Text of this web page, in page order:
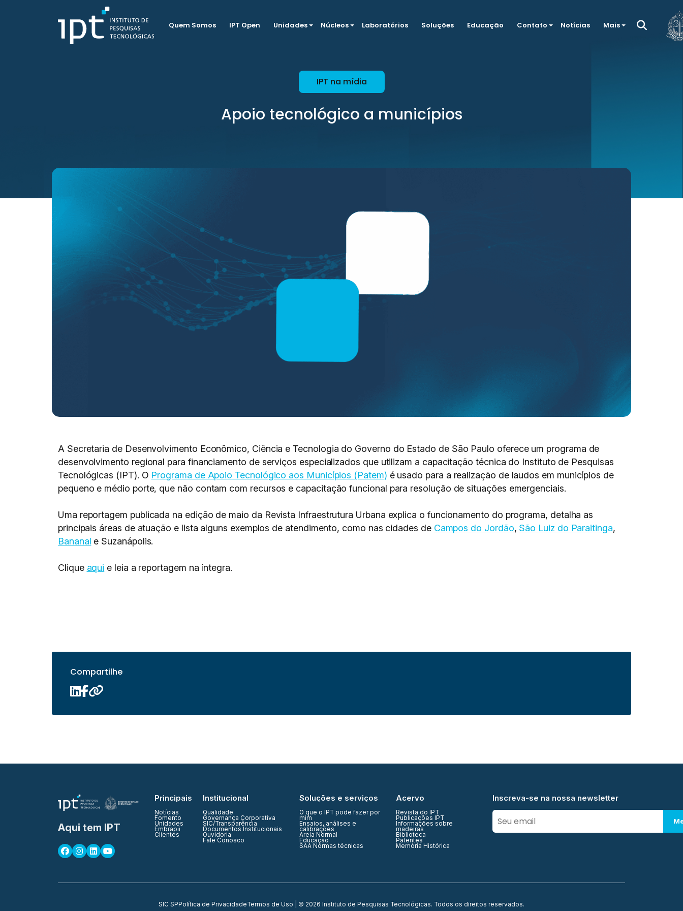
Quem Somos IPT Open Unidades Núcleos Laboratórios Soluções Educação Contato Notícias Mais
IPT na mídia
Apoio tecnológico a municípios
A Secretaria de Desenvolvimento Econômico, Ciência e Tecnologia do Governo do Estado de São Paulo oferece um programa de
desenvolvimento regional para financiamento de serviços especializados que utilizam a capacitação técnica do Instituto de Pesquisas
Tecnológicas (IPT). O Programa de Apoio Tecnológico aos Municípios (Patem) é usado para a realização de laudos em municípios de
pequeno e médio porte, que não contam com recursos e capacitação funcional para resolução de situações emergenciais.
Uma reportagem publicada na edição de maio da Revista Infraestrutura Urbana explica o funcionamento do programa, detalha as
principais áreas de atuação e lista alguns exemplos de atendimento, como nas cidades de Campos do Jordão, São Luiz do Paraitinga,
Bananal e Suzanápolis.
Clique aqui e leia a reportagem na íntegra.
Compartilhe
Aqui tem IPT
Principais
Notícias
Fomento
Unidades
Embrapii
Clientes
Institucional
Qualidade
Governança Corporativa
SIC/Transparência
Documentos Institucionais
Ouvidoria
Fale Conosco
Soluções e serviços
O que o IPT pode fazer por
mim
Ensaios, análises e
calibrações
Areia Normal
Educação
SAA Normas técnicas
Acervo
Revista do IPT
Publicações IPT
Informações sobre
madeiras
Biblioteca
Patentes
Memória Histórica
Inscreva-se na nossa newsletter
SIC SPPolítica de PrivacidadeTermos de Uso | © 2026 Instituto de Pesquisas Tecnológicas. Todos os direitos reservados.